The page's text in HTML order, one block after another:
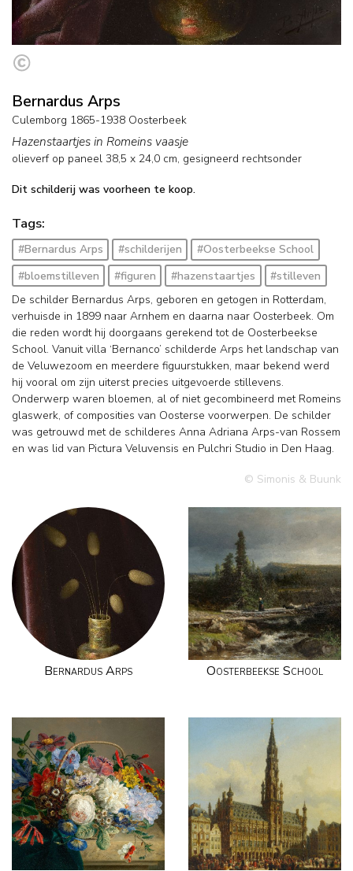
Bernardus Arps
Culemborg 1865-1938 Oosterbeek
Hazenstaartjes in Romeins vaasje
olieverf op paneel 38,5 x 24,0 cm, gesigneerd rechtsonder
Dit schilderij was voorheen te koop.
Tags:
#Bernardus Arps #schilderijen
#Oosterbeekse School
#bloemstilleven
#figuren #hazenstaartjes
#stilleven
De schilder Bernardus Arps, geboren en getogen in Rotterdam,
verhuisde in 1899 naar Arnhem en daarna naar Oosterbeek. Om
die reden wordt hij doorgaans gerekend tot de Oosterbeekse
School. Vanuit villa ‘Bernanco’ schilderde Arps het landschap van
de Veluwezoom en meerdere figuurstukken, maar bekend werd
hij vooral om zijn uiterst precies uitgevoerde stillevens.
Onderwerp waren bloemen, al of niet gecombineerd met Romeins
glaswerk, of composities van Oosterse voorwerpen. De schilder
was getrouwd met de schilderes Anna Adriana Arps-van Rossem
en was lid van Pictura Veluvensis en Pulchri Studio in Den Haag.
© Simonis & Buunk
Bernardus Arps Oosterbeekse School